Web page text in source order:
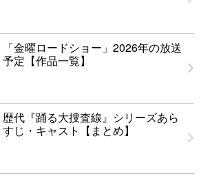
「金曜ロードショー」2026年の放送
予定【作品一覧】
歴代『踊る大捜査線』シリーズあら
すじ・キャスト【まとめ】